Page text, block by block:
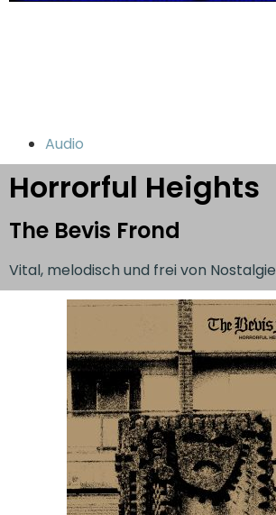
Audio
Horrorful Heights
The Bevis Frond
Vital, melodisch und frei von Nostalgie